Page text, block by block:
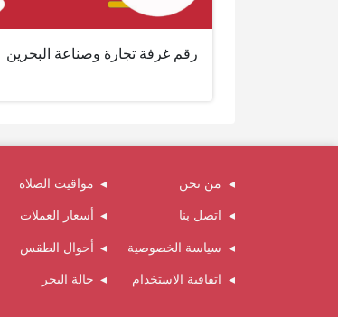
رقم غرفة تجارة وصناعة البحرين
من نحن
اتصل بنا
سياسة الخصوصية
اتفاقية الاستخدام
مواقيت الصلاة
أسعار العملات
أحوال الطقس
حالة البحر